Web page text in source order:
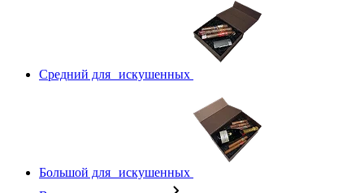
Средний для искушенных
Большой для искушенных